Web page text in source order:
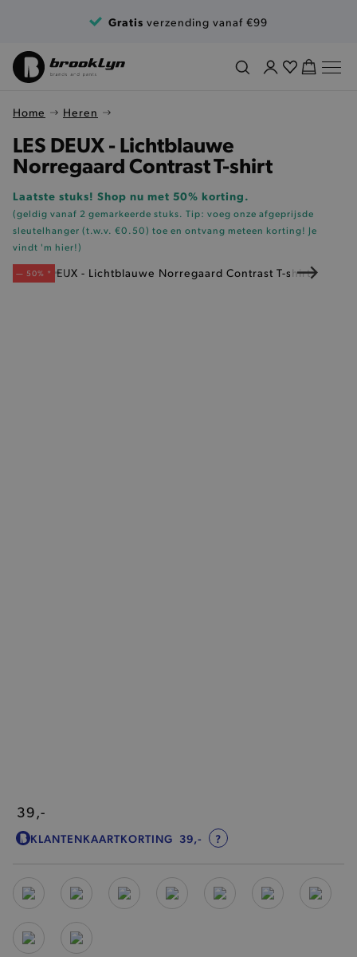
Gratis verzending vanaf €99
Home Heren
LES DEUX - Lichtblauwe
Norregaard Contrast T-shirt
Laatste stuks! Shop nu met 50% korting.
(geldig vanaf 2 gemarkeerde stuks. Tip: voeg onze afgeprijsde
sleutelhanger (t.w.v. €0.50) toe en ontvang meteen korting! Je
vindt 'm hier!)
— 50% *
39,-
KLANTENKAARTKORTING 39,- ?